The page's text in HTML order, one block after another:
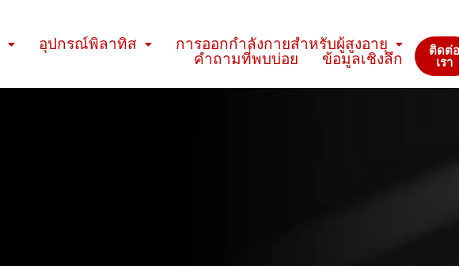
อุปกรณ์พิลาทิส การออกกำลังกายสำหรับผู้สูงอายุ
คำถามที่พบบ่อย ข้อมูลเชิงลึก ติดต่
เรา